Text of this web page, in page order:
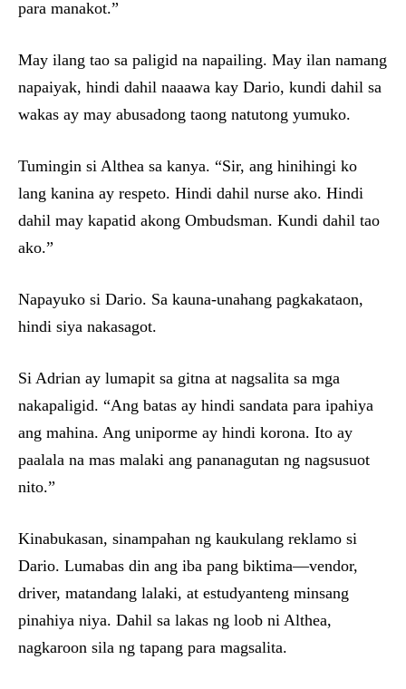
para manakot.”
May ilang tao sa paligid na napailing. May ilan namang
napaiyak, hindi dahil naaawa kay Dario, kundi dahil sa
wakas ay may abusadong taong natutong yumuko.
Tumingin si Althea sa kanya. “Sir, ang hinihingi ko
lang kanina ay respeto. Hindi dahil nurse ako. Hindi
dahil may kapatid akong Ombudsman. Kundi dahil tao
ako.”
Napayuko si Dario. Sa kauna-unahang pagkakataon,
hindi siya nakasagot.
Si Adrian ay lumapit sa gitna at nagsalita sa mga
nakapaligid. “Ang batas ay hindi sandata para ipahiya
ang mahina. Ang uniporme ay hindi korona. Ito ay
paalala na mas malaki ang pananagutan ng nagsusuot
nito.”
Kinabukasan, sinampahan ng kaukulang reklamo si
Dario. Lumabas din ang iba pang biktima—vendor,
driver, matandang lalaki, at estudyanteng minsang
pinahiya niya. Dahil sa lakas ng loob ni Althea,
nagkaroon sila ng tapang para magsalita.